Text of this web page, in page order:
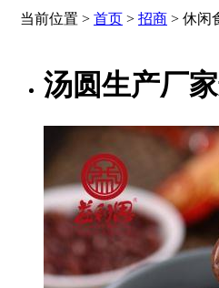
当前位置 > 首页 > 招商 > 休闲
汤圆生产厂